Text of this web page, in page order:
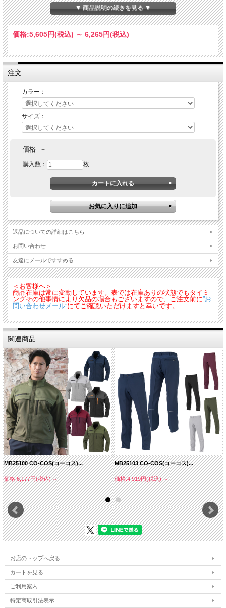
濃淡を活かしたワンカラー配色で、シンプルながらオリジナリティ溢れるデザイ
ンを実現。上下別カラーでのコーディネートも可能で、色で魅せるモンバレーノら
しい自由なスタイルの長袖シャツ。
▼ 商品説明の続きを見る ▼
価格:5,605円(税込) ～ 6,265円(税込)
注文
カラー：
サイズ：
価格: －
購入数： 枚
返品についての詳細はこちら
お問い合わせ
友達にメールですすめる
＜お客様へ＞
商品在庫は常に変動しています。表では在庫ありの状態でもタイミ
ングその他事情により欠品の場合もございますので、ご注文前に”お
問い合わせメール”にてご確認いただけますと幸いです。
関連商品
MB25100 CO-COS(コーコス)...
価格:6,177円(税込)～
MB25103 CO-COS(コーコス)...
価格:4,919円(税込)～
お店のトップへ戻る
カートを見る
ご利用案内
特定商取引法表示